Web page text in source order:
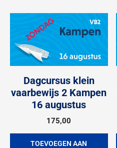
Dagcursus klein
vaarbewijs 2 Kampen
16 augustus
175,00
TOEVOEGEN AAN